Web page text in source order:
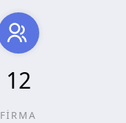
12
FİRMA